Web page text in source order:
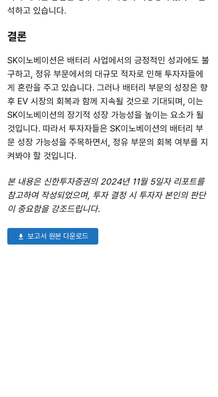
석하고 있습니다.
결론
SK이노베이션은 배터리 사업에서의 긍정적인 성과에도 불
구하고, 정유 부문에서의 대규모 적자로 인해 투자자들에
게 혼란을 주고 있습니다. 그러나 배터리 부문의 성장은 향
후 EV 시장의 회복과 함께 지속될 것으로 기대되며, 이는
SK이노베이션의 장기적 성장 가능성을 높이는 요소가 될
것입니다. 따라서 투자자들은 SK이노베이션의 배터리 부
문 성장 가능성을 주목하면서, 정유 부문의 회복 여부를 지
켜봐야 할 것입니다.
본 내용은 신한투자증권의 2024년 11월 5일자 리포트를
참고하여 작성되었으며, 투자 결정 시 투자자 본인의 판단
이 중요함을 강조드립니다.
보고서 원본 다운로드